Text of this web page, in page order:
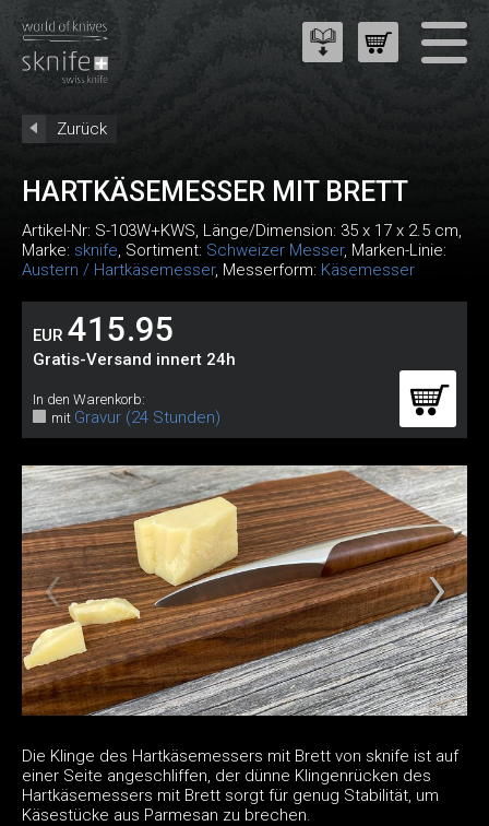
Zurück
HARTKÄSEMESSER MIT BRETT
Artikel-Nr: S-103W+KWS, Länge/Dimension: 35 x 17 x 2.5 cm,
Marke: sknife, Sortiment: Schweizer Messer, Marken-Linie:
Austern / Hartkäsemesser, Messerform: Käsemesser
EUR 415.95
Gratis-Versand innert 24h
In den Warenkorb:
mit Gravur (24 Stunden)
Die Klinge des Hartkäsemessers mit Brett von sknife ist auf
einer Seite angeschliffen, der dünne Klingenrücken des
Hartkäsemessers mit Brett sorgt für genug Stabilität, um
Käsestücke aus Parmesan zu brechen.